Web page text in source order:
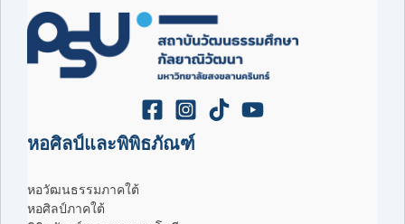
หอศิลป์และพิพิธภัณฑ์
หอวัฒนธรรมภาคใต้
หอศิลป์ภาคใต้